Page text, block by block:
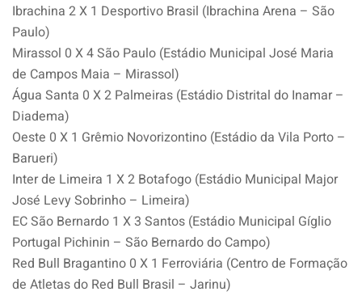
Ibrachina 2 X 1 Desportivo Brasil (Ibrachina Arena – São
Paulo)
Mirassol 0 X 4 São Paulo (Estádio Municipal José Maria
de Campos Maia – Mirassol)
Água Santa 0 X 2 Palmeiras (Estádio Distrital do Inamar –
Diadema)
Oeste 0 X 1 Grêmio Novorizontino (Estádio da Vila Porto –
Barueri)
Inter de Limeira 1 X 2 Botafogo (Estádio Municipal Major
José Levy Sobrinho – Limeira)
EC São Bernardo 1 X 3 Santos (Estádio Municipal Gíglio
Portugal Pichinin – São Bernardo do Campo)
Red Bull Bragantino 0 X 1 Ferroviária (Centro de Formação
de Atletas do Red Bull Brasil – Jarinu)